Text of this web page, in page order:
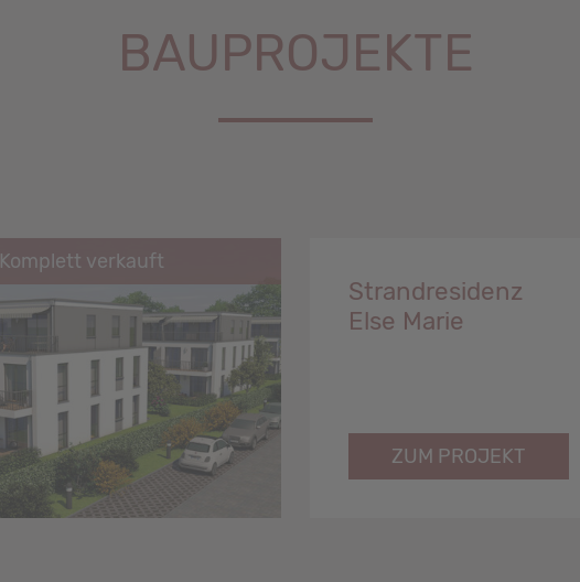
BAUPROJEKTE
Komplett verkauft
Strandresidenz
Else Marie
ZUM PROJEKT